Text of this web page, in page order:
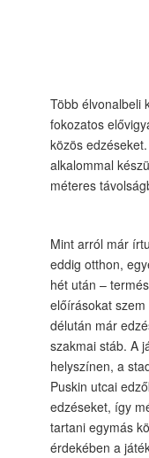
Több élvonalbeli
fokozatos
közös
alkalommal
méteres
Mint arról már
eddig otthon,
hét után –
előírásokat
délután már
szakmai stáb. A
helyszínen, a
Puskin utcai
edzéseket, így
tartani egymás
érdekében a